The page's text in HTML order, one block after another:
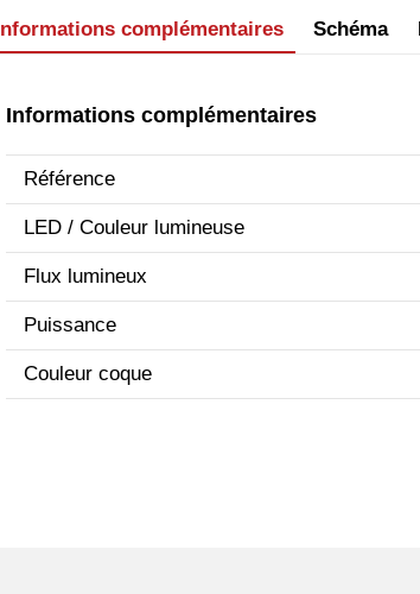
Informations complémentaires Schéma
Informations complémentaires
Référence
LED / Couleur lumineuse
Flux lumineux
Puissance
Couleur coque